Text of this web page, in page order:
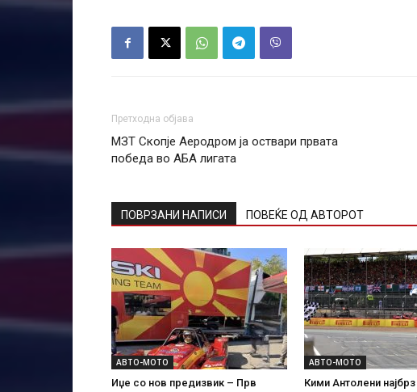
Претходна објава
МЗТ Скопје Аеродром ја оствари првата
победа во АБА лигата
ПОВРЗАНИ НАПИСИ ПОВЕЌЕ ОД АВТОРОТ
АВТО-МОТО
Иџе со нов предизвик – Прв
АВТО-МОТО
Кими Антолени